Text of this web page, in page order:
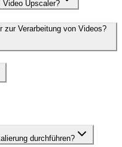
Upscaler?
zur Verarbeitung von Videos?
durchführen?